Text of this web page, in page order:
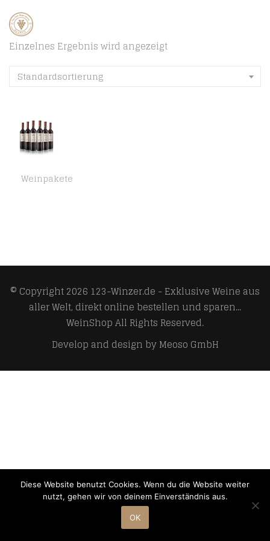
Einzelnes Ergebnis wird angezeigt
Standardsortierung
Weinpakete
© Copyright 2026 123-Winzer.de - Exklusive Weine aus
aller Welt, direkt online bestellen und sparen...
WeinShopAll Rights Reserved.
Develop and design byMeoso GmbH
Diese Website benutzt Cookies. Wenn du die Website weiter
nutzt, gehen wir von deinem Einverständnis aus.
OK